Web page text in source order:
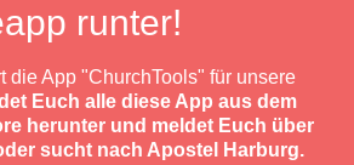
runter!
die App "ChurchTools" für unsere
Euch alle diese App aus dem
herunter und meldet Euch über
sucht nach Apostel Harburg.